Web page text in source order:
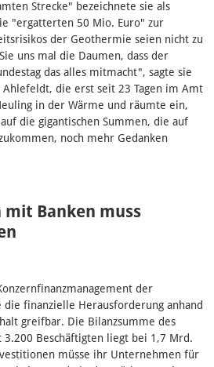
Strecke" bezeichnete sie als
"ergatterten 50 Mio. Euro" zur
der Geothermie seien nicht zu
uns mal die Daumen, dass der
das alles mitmacht", sagte sie
Ahlefeldt, die erst seit 23 Tagen im Amt
in der Wärme und räumte ein,
die gigantischen Summen, die auf
noch mehr Gedanken
Banken muss
der
die finanzielle Herausforderung anhand
greifbar. Die Bilanzsumme des
Beschäftigten liegt bei 1,7 Mrd.
müsse ihr Unternehmen für